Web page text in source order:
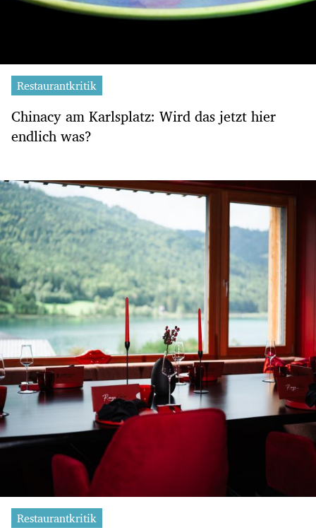
Restaurantkritik
Chinacy am Karlsplatz: Wird das jetzt hier
endlich was?
Restaurantkritik